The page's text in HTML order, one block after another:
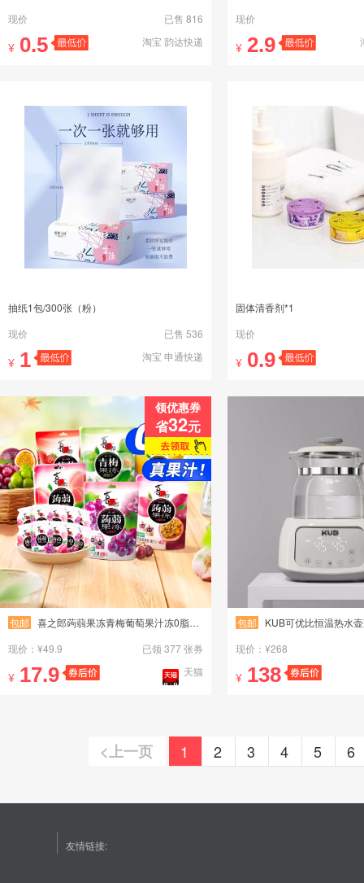
现价
已售 816
¥ 0.5 淘宝 韵达快递
现价
¥ 2.9
抽纸1包/300张（粉）
现价
已售 536
¥ 1 淘宝 申通快递
固体清香剂*1
现价
¥ 0.9
领优惠券
省32元
包邮 喜之郎蒟蒻果冻青梅葡萄果汁冻0脂肪魔芋解馋儿童休闲解馋零食
现价：¥49.9
已领 377 张券
¥ 17.9 天猫
包邮
KUB可优比恒温热水壶冲奶粉恒温保温泡奶
现价：¥268
¥ 138
<上一页 1 2 3 4 5 6
友情链接: